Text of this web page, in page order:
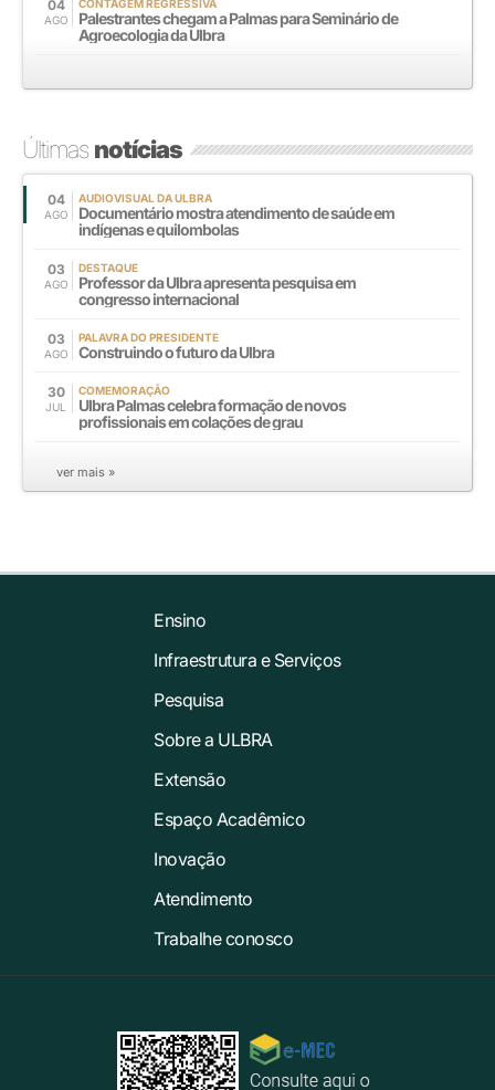
04
AGO
CONTAGEM REGRESSIVA
Palestrantes chegam a Palmas para Seminário de
Agroecologia da Ulbra
Últimasnotícias
04
AGO
AUDIOVISUAL DA ULBRA
Documentário mostra atendimento de saúde em
indígenas e quilombolas
03
AGO
DESTAQUE
Professor da Ulbra apresenta pesquisa em
congresso internacional
03
AGO
PALAVRA DO PRESIDENTE
Construindo o futuro da Ulbra
30
JUL
COMEMORAÇÃO
Ulbra Palmas celebra formação de novos
profissionais em colações de grau
ver mais »
Ensino
Infraestrutura e Serviços
Pesquisa
Sobre a ULBRA
Extensão
Espaço Acadêmico
Inovação
Atendimento
Trabalhe conosco